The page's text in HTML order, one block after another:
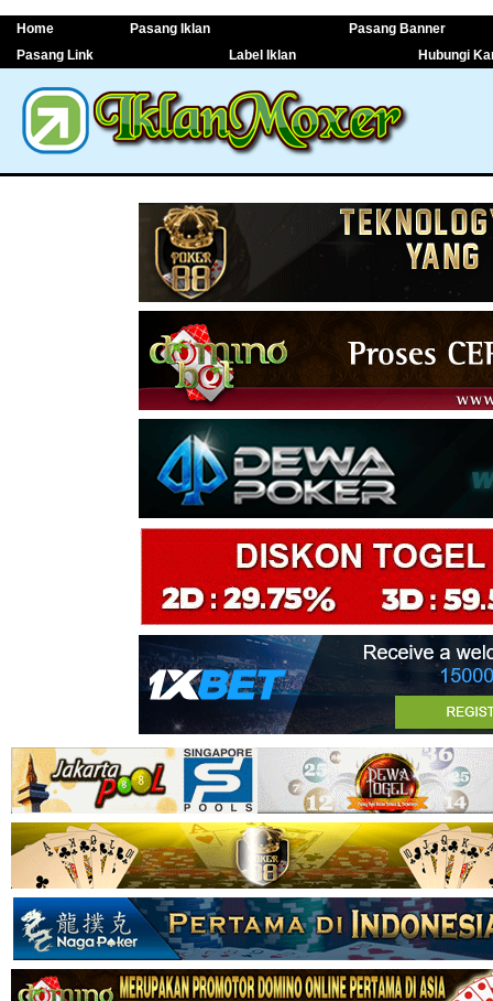
Home Pasang Iklan
Pasang Banner
Pasang Link
Label Iklan Hubungi